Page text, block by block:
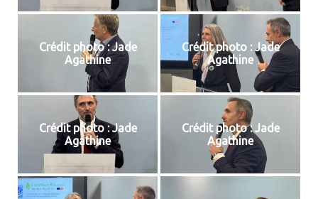
Crédit photo : Jade
Agathine
Crédit photo : Jade
Agathine
Crédit photo : Jade
Agathine
Crédit photo : Jade
Agathine